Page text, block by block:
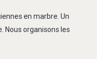
en marbre. Un
Nous organisons les